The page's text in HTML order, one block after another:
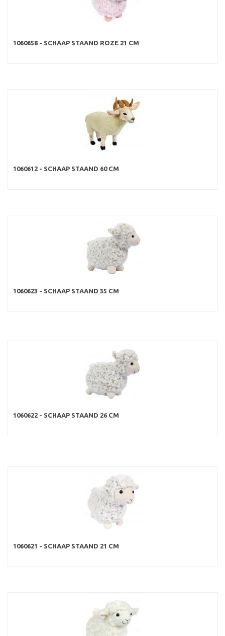
1060658 - SCHAAP STAAND ROZE 21 CM
1060612 - SCHAAP STAAND 60 CM
1060623 - SCHAAP STAAND 35 CM
1060622 - SCHAAP STAAND 26 CM
1060621 - SCHAAP STAAND 21 CM